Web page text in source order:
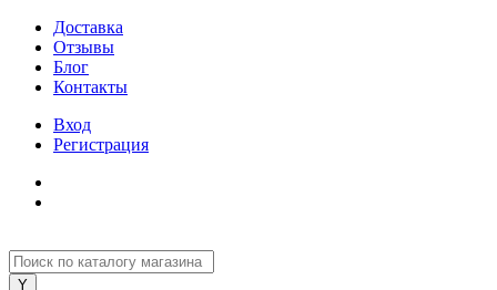
Доставка
Отзывы
Блог
Контакты
Вход
Регистрация